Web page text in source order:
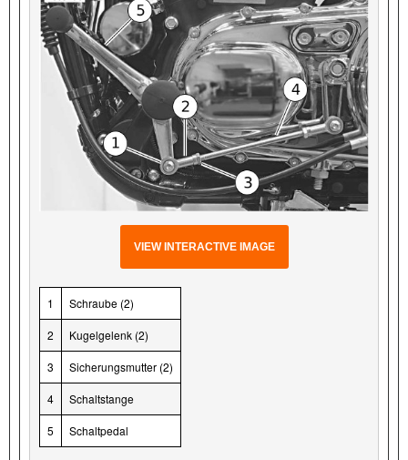
VIEW INTERACTIVE IMAGE
1 Schraube (2)
2 Kugelgelenk (2)
3 Sicherungsmutter (2)
4 Schaltstange
5 Schaltpedal